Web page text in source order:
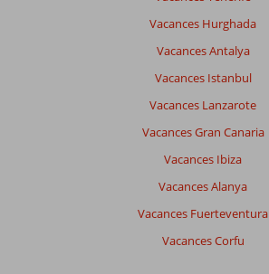
Vacances Hurghada
Vacances Antalya
Vacances Istanbul
Vacances Lanzarote
Vacances Gran Canaria
Vacances Ibiza
Vacances Alanya
Vacances Fuerteventura
Vacances Corfu